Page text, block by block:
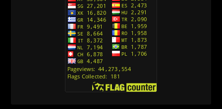
Andjeoski Prijatelji (Sinhronizovano na Srpski)
Ajkuca (Sharkdog) Sinhronizovano na Srpski
Alvin i veverice (Alvinnn!!! And the Chipmunks)
Sinhronizovano na Srpski